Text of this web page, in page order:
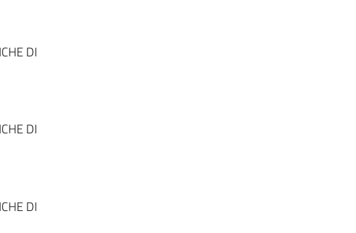
DI
DI
DI